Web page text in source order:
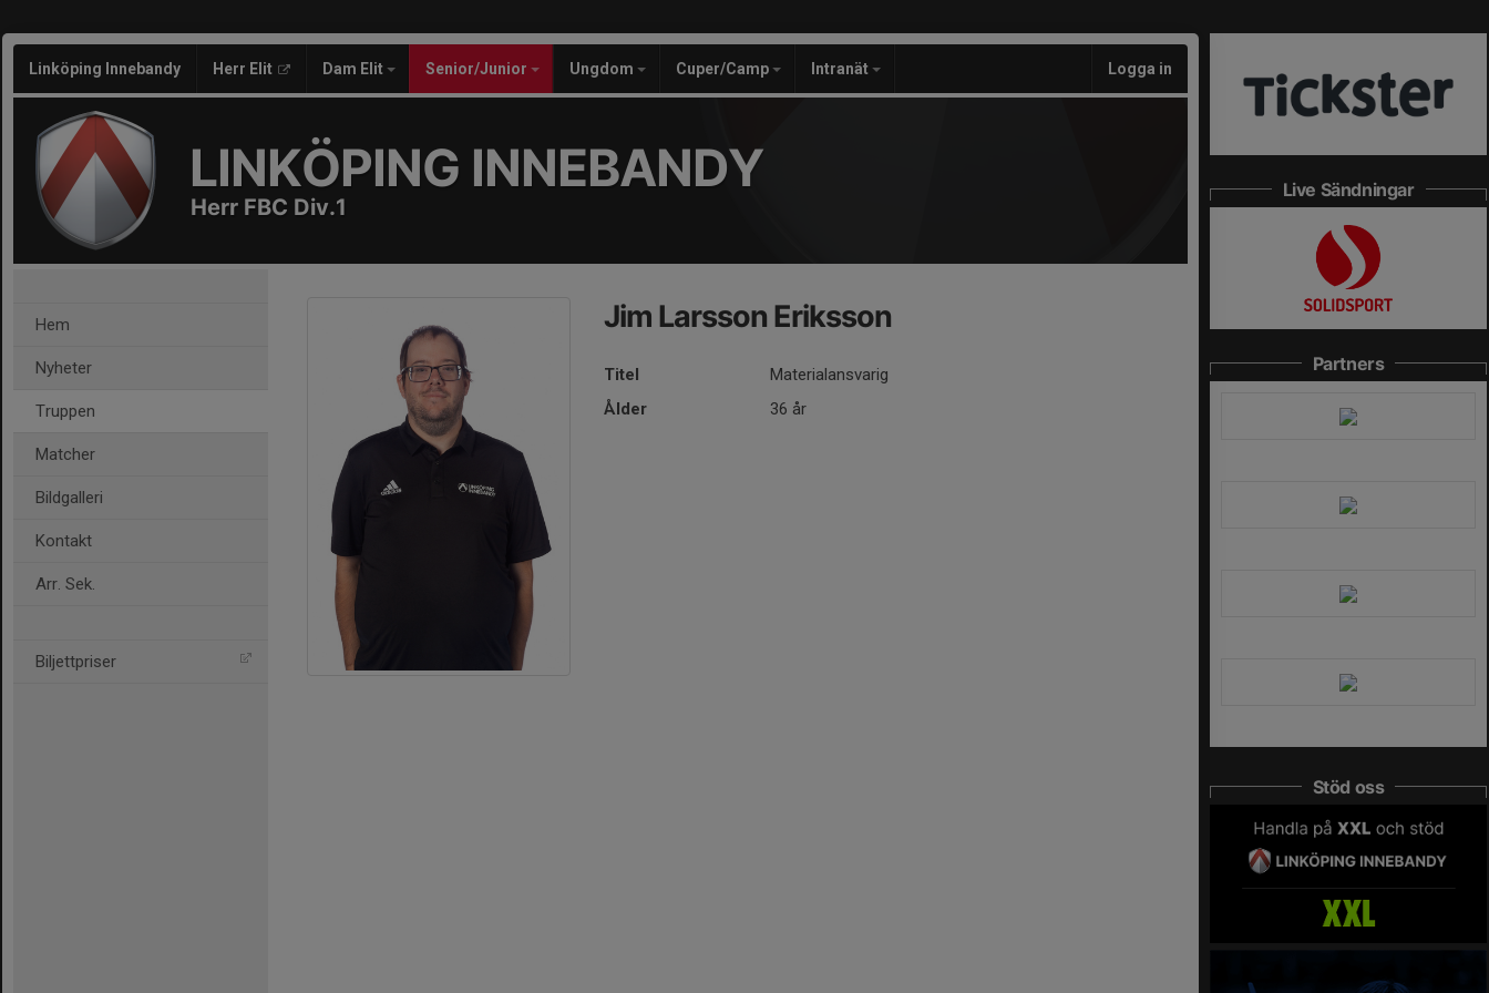
Linköping Innebandy Herr Elit Dam Elit Senior/Junior Ungdom Cuper/Camp Intranät Logga in
LINKÖPING INNEBANDY
Herr FBC Div.1
Hem
Nyheter
Truppen
Matcher
Bildgalleri
Kontakt
Arr. Sek.
Biljettpriser
Jim Larsson Eriksson
Titel
Materialansvarig
Ålder
36 år
Live Sändningar
Partners
Stöd oss